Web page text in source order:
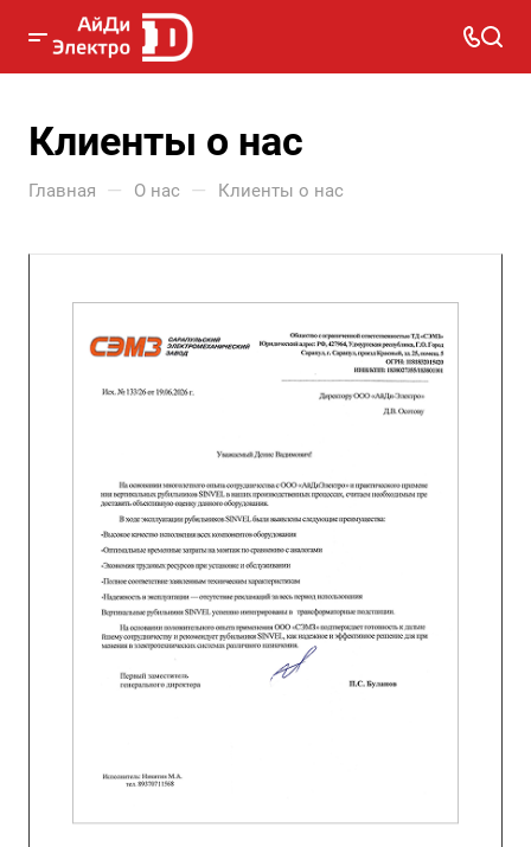
Клиенты о нас
Главная — О нас — Клиенты о нас